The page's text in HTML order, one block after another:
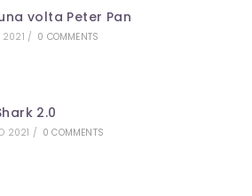
volta Peter Pan
2021 / 0 COMMENTS
2.0
2021 / 0 COMMENTS